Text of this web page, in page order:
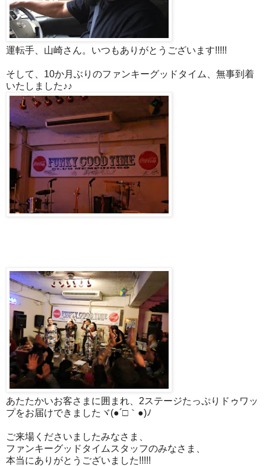
運転手、山崎さん。いつもありがとうございます!!!!!
そして、10か月ぶりのファンキーグッドタイム、無事到着
いたしました♪♪
あたたかいお客さまに囲まれ、2ステージたっぷりドゥワッ
プをお届けできましたヾ(●´□｀●)ﾉ
ご来場くださいましたみなさま、
ファンキーグッドタイムスタッフのみなさま、
本当にありがとうございました!!!!!